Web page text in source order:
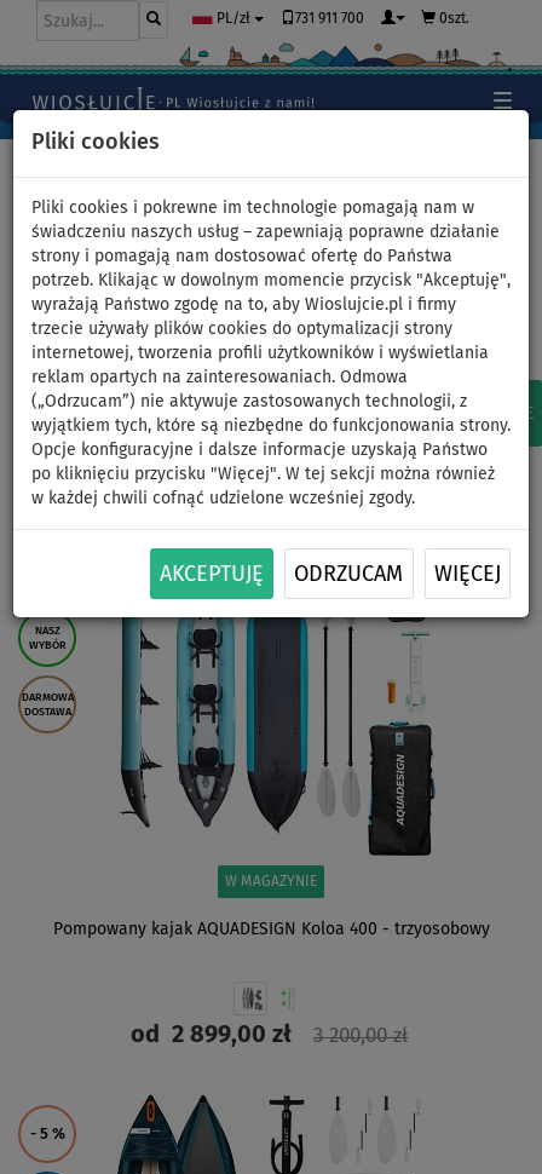
Pliki cookies
Pliki cookies i pokrewne im technologie pomagają nam w
świadczeniu naszych usług – zapewniają poprawne działanie
strony i pomagają nam dostosować ofertę do Państwa
potrzeb. Klikając w dowolnym momencie przycisk "Akceptuję",
wyrażają Państwo zgodę na to, aby Wioslujcie.pl i firmy
trzecie używały plików cookies do optymalizacji strony
internetowej, tworzenia profili użytkowników i wyświetlania
reklam opartych na zainteresowaniach. Odmowa
(„Odrzucam”) nie aktywuje zastosowanych technologii, z
wyjątkiem tych, które są niezbędne do funkcjonowania strony.
Opcje konfiguracyjne i dalsze informacje uzyskają Państwo
po kliknięciu przycisku "Więcej". W tej sekcji można również
w każdej chwili cofnąć udzielone wcześniej zgody.
AKCEPTUJĘ ODRZUCAM WIĘCEJ
PL/zł 731 911 700 0szt.
Pompowane kajaki - 3
osobowe
8 POLECANE
W MAGAZYNIE NA ZAMÓWIENIE
KAJAKI, KANOE
NASZ
WYBÓR
DARMOWA
DOSTAWA
W MAGAZYNIE
Pompowany kajak AQUADESIGN Koloa 400 - trzyosobowy
od 2 899,00 zł 3 200,00 zł
ZOBACZ
- 5 %